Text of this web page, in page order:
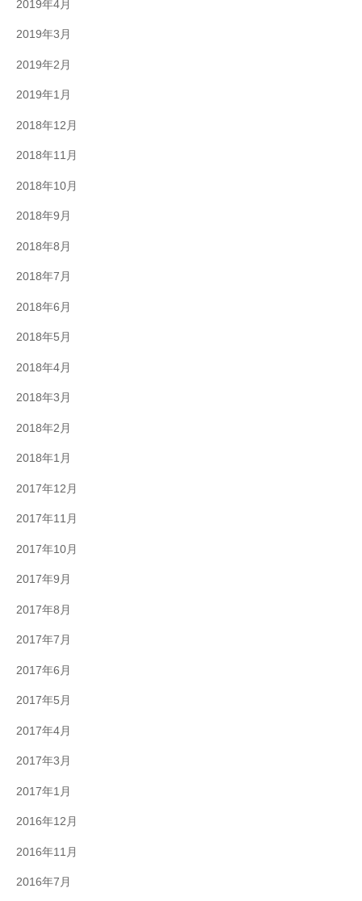
2019年4月
2019年3月
2019年2月
2019年1月
2018年12月
2018年11月
2018年10月
2018年9月
2018年8月
2018年7月
2018年6月
2018年5月
2018年4月
2018年3月
2018年2月
2018年1月
2017年12月
2017年11月
2017年10月
2017年9月
2017年8月
2017年7月
2017年6月
2017年5月
2017年4月
2017年3月
2017年1月
2016年12月
2016年11月
2016年7月